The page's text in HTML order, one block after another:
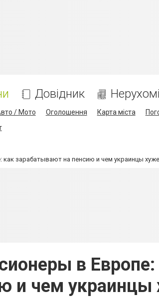
Довідник
/ Мото Оголошення Карта міста
зарабатывают на пенсию и чем украинцы хуже
в
и чем украинцы